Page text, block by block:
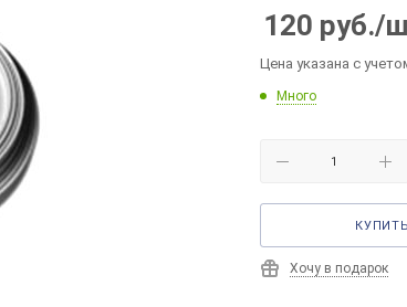
120 руб./
Цена указана с
Много
Хочу в подарок